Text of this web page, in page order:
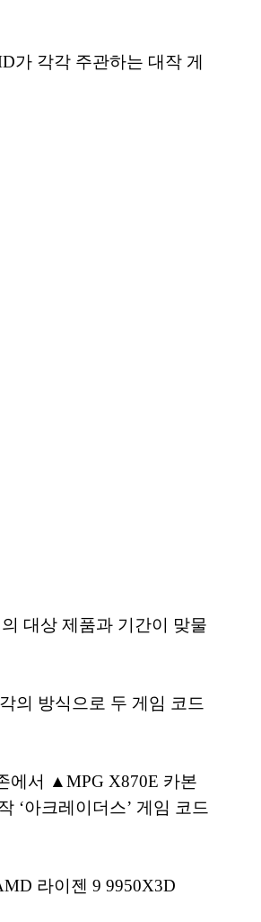
가 각각 주관하는 대작 게
대상 제품과 기간이 맞물
의 방식으로 두 게임 코드
에서 ▲MPG X870E 카본
‘아크레이더스’ 게임 코드
라이젠 9 9950X3D